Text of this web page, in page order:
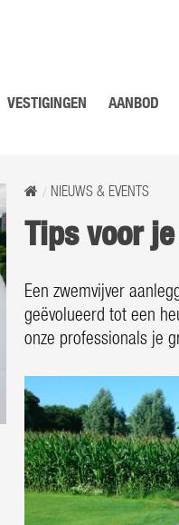
VESTIGINGEN AANBOD
NIEUWS & EVENTS
Tips voor
Een zwemvijver
geëvolueerd tot een
onze professionals je